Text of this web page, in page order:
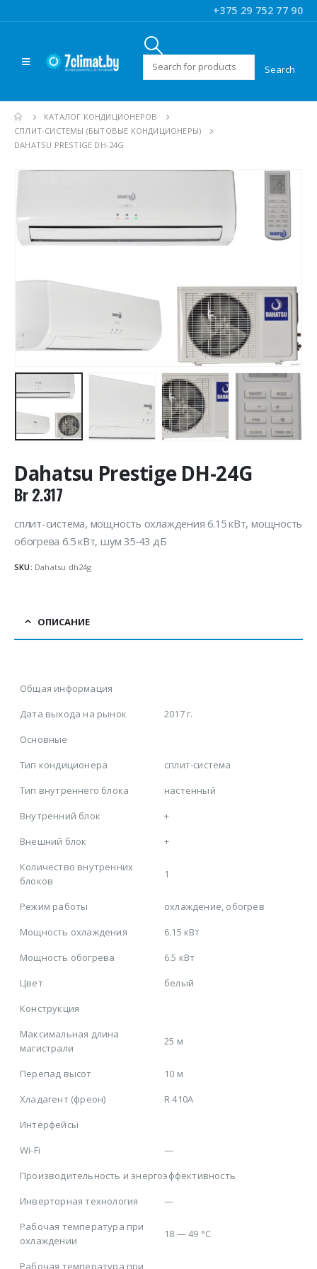
+375 29 752 77 90
Искать:
КАТАЛОГ КОНДИЦИОНЕРОВ
CПЛИТ-СИСТЕМЫ (БЫТОВЫЕ КОНДИЦИОНЕРЫ)
DAHATSU PRESTIGE DH-24G
Dahatsu Prestige DH-24G
Br2.317
сплит-система, мощность охлаждения 6.15 кВт, мощность
обогрева 6.5 кВт, шум 35-43 дБ
SKU: Dahatsu dh24g
ОПИСАНИЕ
Общая информация
Дата выхода на рынок
2017 г.
Основные
Тип кондиционера
сплит-система
Тип внутреннего блока
настенный
Внутренний блок
+
Внешний блок
+
Количество внутренних
блоков
1
Режим работы
охлаждение, обогрев
Мощность охлаждения
6.15 кВт
Мощность обогрева
6.5 кВт
Цвет
белый
Конструкция
Максимальная длина
магистрали
25 м
Перепад высот
10 м
Хладагент (фреон)
R 410A
Интерфейсы
Wi-Fi
—
Производительность и энергоэффективность
Инверторная технология
—
Рабочая температура при
охлаждении
18 — 49 °C
Рабочая температура при